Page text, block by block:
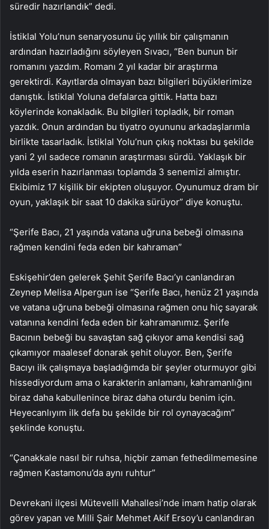
süredir hazırlandık” dedi.
İstiklal Yolu’nun senaryosunu üç yıllık bir çalışmanın
ardından hazırladığını söyleyen Sıvacı, “Ben bunun bir
romanını yazdım. Romanı 2 yıl kadar bir araştırma
gerektirdi. Kayıtlarda olmayan bazı bilgileri büyüklerimize
danıştık. İstiklal Yoluna defalarca gittik. Hatta bazı
köylerinde konakladık. Bu bilgileri topladık, bir roman
yazdık. Onun ardından bu tiyatro oyununu arkadaşlarımla
birlikte tasarladık. İstiklal Yolu’nun çıkış noktası bu şekilde
yani 2 yıl sadece romanın araştırması sürdü. Yaklaşık bir
yılda eserin hazırlanması toplamda 3 senemizi almıştır.
Ekibimiz 17 kişilik bir ekipten oluşuyor. Oyunumuz dram bir
oyun, yaklaşık bir saat 10 dakika sürüyor” diye konuştu.
“Şerife Bacı, 21 yaşında vatana uğruna bebeği olmasına
rağmen kendini feda eden bir kahraman”
Eskişehir’den gelerek Şehit Şerife Bacı’yı canlandıran
Zeynep Melisa Alpergun ise “Şerife Bacı, henüz 21 yaşında
ve vatana uğruna bebeği olmasına rağmen onu hiç sayarak
vatanına kendini feda eden bir kahramanımız. Şerife
Bacının bebeği bu savaştan sağ çıkıyor ama kendisi sağ
çıkamıyor maalesef donarak şehit oluyor. Ben, Şerife
Bacıyı ilk çalışmaya başladığımda bir şeyler oturmuyor gibi
hissediyordum ama o karakterin anlamanı, kahramanlığını
biraz daha kabullenince biraz daha oturdu benim için.
Heyecanlıyım ilk defa bu şekilde bir rol oynayacağım”
şeklinde konuştu.
“Çanakkale nasıl bir ruhsa, hiçbir zaman fethedilmemesine
rağmen Kastamonu’da aynı ruhtur”
Devrekani ilçesi Mütevelli Mahallesi’nde imam hatip olarak
görev yapan ve Milli Şair Mehmet Akif Ersoy’u canlandıran